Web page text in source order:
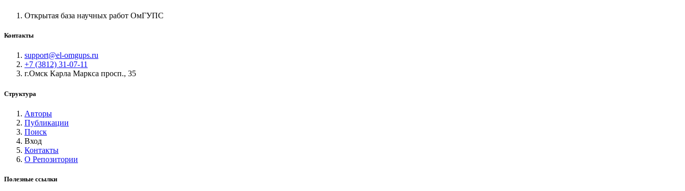
Открытая база научных работ ОмГУПС
Контакты
support@el-omgups.ru
+7 (3812) 31-07-11
г.Омск Карла Маркса просп., 35
Структура
Авторы
Публикации
Поиск
Вход
Контакты
О Репозитории
Полезные ссылки